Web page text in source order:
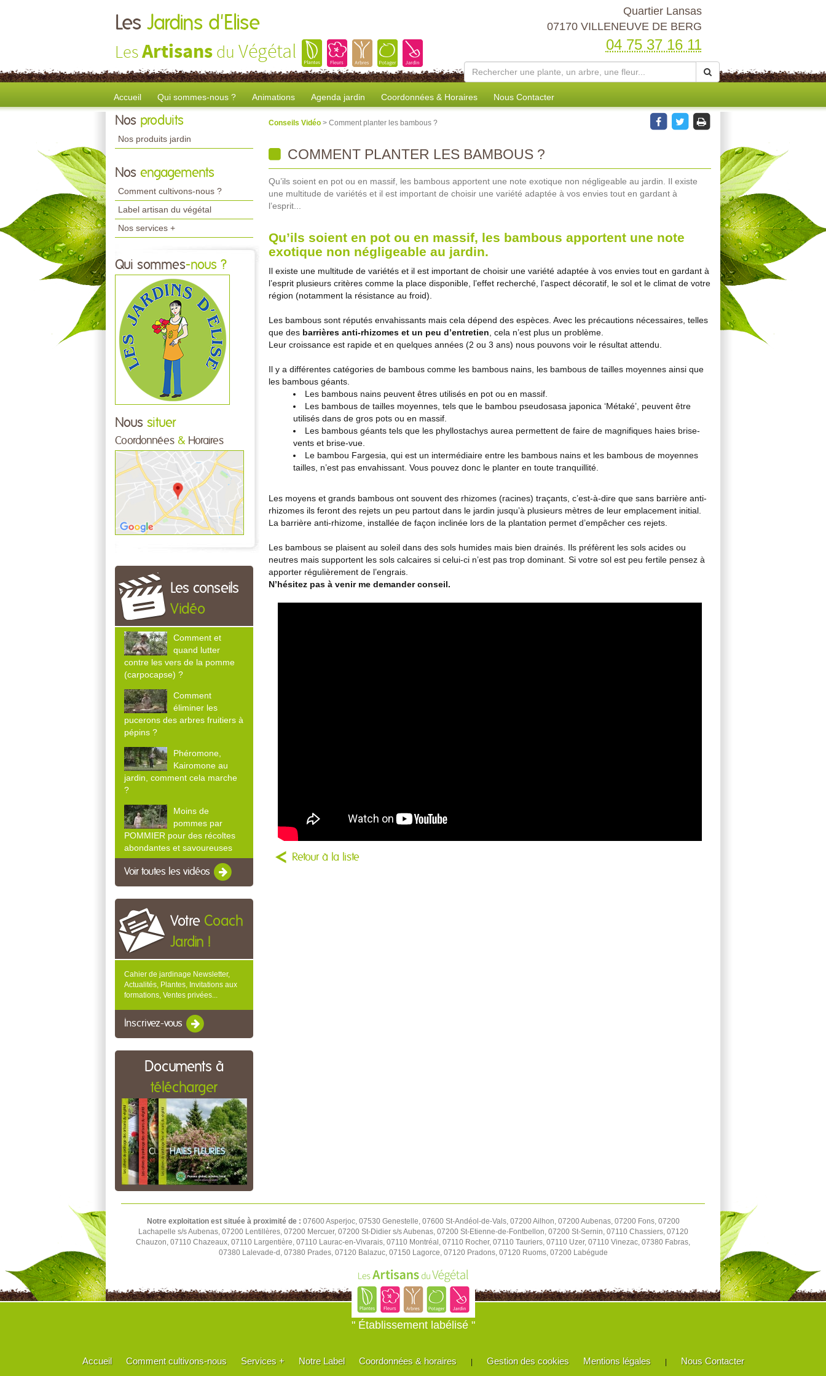
Les Jardins d'Elise
LesArtisans du Végétal
Quartier Lansas
07170 VILLENEUVE DE BERG
04 75 37 16 11
Accueil Qui sommes-nous ? Animations Agenda jardin Coordonnées & Horaires Nous Contacter
Nos produits
Nos produits jardin
Nos engagements
Comment cultivons-nous ?
Label artisan du végétal
Nos services +
Qui sommes-nous ?
Nous situer
Coordonnées & Horaires
Les conseils
Vidéo
Comment et
quand lutter
contre les vers de la pomme
(carpocapse) ?
Comment
éliminer les
pucerons des arbres fruitiers à
pépins ?
Phéromone,
Kairomone au
jardin, comment cela marche
?
Moins de
pommes par
POMMIER pour des récoltes
abondantes et savoureuses
Voir toutes les vidéos
Votre Coach
Jardin !
Cahier de jardinage Newsletter,
Actualités, Plantes, Invitations aux
formations, Ventes privées...
Inscrivez-vous
Documents à
télécharger
Conseils Vidéo > Comment planter les bambous ?
COMMENT PLANTER LES BAMBOUS ?
Qu’ils soient en pot ou en massif, les bambous apportent une note exotique non négligeable au jardin. Il existe
une multitude de variétés et il est important de choisir une variété adaptée à vos envies tout en gardant à
l’esprit...
Qu’ils soient en pot ou en massif, les bambous apportent une note
exotique non négligeable au jardin.
Il existe une multitude de variétés et il est important de choisir une variété adaptée à vos envies tout en gardant à
l’esprit plusieurs critères comme la place disponible, l’effet recherché, l’aspect décoratif, le sol et le climat de votre
région (notamment la résistance au froid).
Les bambous sont réputés envahissants mais cela dépend des espèces. Avec les précautions nécessaires, telles
que des barrières anti-rhizomes et un peu d’entretien , cela n’est plus un problème.
Leur croissance est rapide et en quelques années (2 ou 3 ans) nous pouvons voir le résultat attendu.
Il y a différentes catégories de bambous comme les bambous nains, les bambous de tailles moyennes ainsi que
les bambous géants.
Les bambous nains peuvent êtres utilisés en pot ou en massif.
Les bambous de tailles moyennes, tels que le bambou pseudosasa japonica ‘Métaké’, peuvent être
utilisés dans de gros pots ou en massif.
Les bambous géants tels que les phyllostachys aurea permettent de faire de magnifiques haies brise-
vents et brise-vue.
Le bambou Fargesia, qui est un intermédiaire entre les bambous nains et les bambous de moyennes
tailles, n’est pas envahissant. Vous pouvez donc le planter en toute tranquillité.
Les moyens et grands bambous ont souvent des rhizomes (racines) traçants, c’est-à-dire que sans barrière anti-
rhizomes ils feront des rejets un peu partout dans le jardin jusqu’à plusieurs mètres de leur emplacement initial.
La barrière anti-rhizome, installée de façon inclinée lors de la plantation permet d’empêcher ces rejets.
Les bambous se plaisent au soleil dans des sols humides mais bien drainés. Ils préfèrent les sols acides ou
neutres mais supportent les sols calcaires si celui-ci n’est pas trop dominant. Si votre sol est peu fertile pensez à
apporter régulièrement de l’engrais.
N’hésitez pas à venir me demander conseil.
Retour à la liste
Notre exploitation est située à proximité de : 07600 Asperjoc, 07530 Genestelle, 07600 St-Andéol-de-Vals, 07200 Ailhon, 07200 Aubenas, 07200 Fons, 07200
Lachapelle s/s Aubenas, 07200 Lentillères, 07200 Mercuer, 07200 St-Didier s/s Aubenas, 07200 St-Etienne-de-Fontbellon, 07200 St-Sernin, 07110 Chassiers, 07120
Chauzon, 07110 Chazeaux, 07110 Largentière, 07110 Laurac-en-Vivarais, 07110 Montréal, 07110 Rocher, 07110 Tauriers, 07110 Uzer, 07110 Vinezac, 07380 Fabras,
07380 Lalevade-d, 07380 Prades, 07120 Balazuc, 07150 Lagorce, 07120 Pradons, 07120 Ruoms, 07200 Labégude
" Établissement labélisé "
Accueil Comment cultivons-nous Services + Notre Label Coordonnées & horaires | Gestion des cookies Mentions légales | Nous Contacter